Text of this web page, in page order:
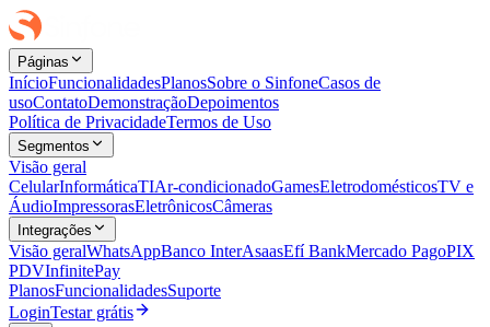
Páginas
InícioFuncionalidadesPlanosSobre o SinfoneCasos de
usoContatoDemonstraçãoDepoimentos
Política de PrivacidadeTermos de Uso
Segmentos
Visão geral
CelularInformáticaTIAr-condicionadoGamesEletrodomésticosTV e
ÁudioImpressorasEletrônicosCâmeras
Integrações
Visão geralWhatsAppBanco InterAsaasEfí BankMercado PagoPIX
PDVInfinitePay
PlanosFuncionalidadesSuporte
LoginTestar grátis